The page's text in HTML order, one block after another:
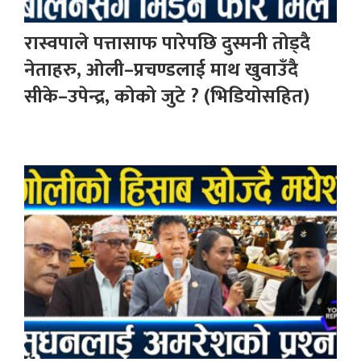
रास्वपाले पत्तासाफ पारेपछि दुस्मनी तोड्दै
नेताहरु, ओली–प्रचण्डलाई माथ खुवाउँदै
सीके–उपेन्द्र, कोको जुटे ? (भिडियोसहित)